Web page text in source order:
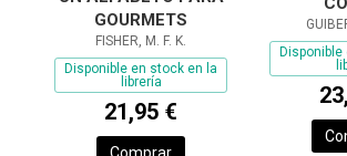
GOURMETS
FISHER, M. F. K.
Disponible en stock en la
librería
21,95 €
Comprar
Disponible